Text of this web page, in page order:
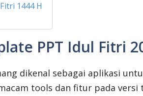
1444 H
PPT Idul Fitri
dikenal sebagai aplikasi
tools dan fitur pada versi